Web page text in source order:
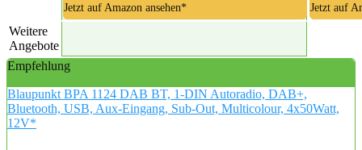
Jetzt auf Amazon ansehen* Jetzt auf
Weitere
Angebote
Empfehlung
Blaupunkt BPA 1124 DAB BT, 1-DIN Autoradio, DAB+,
Bluetooth, USB, Aux-Eingang, Sub-Out, Multicolour, 4x50Watt,
12V*